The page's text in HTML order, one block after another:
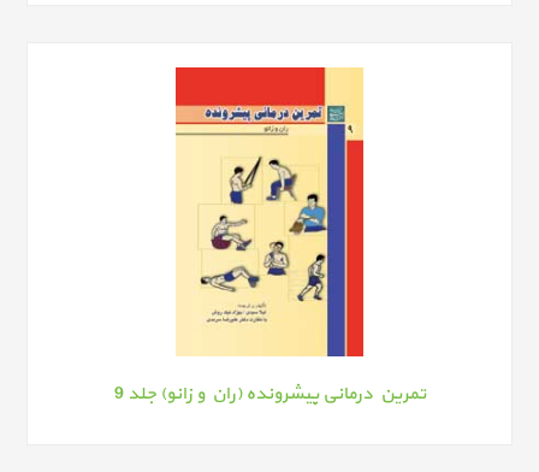
تمرین درمانی پیشرونده (ران و زانو) جلد 9